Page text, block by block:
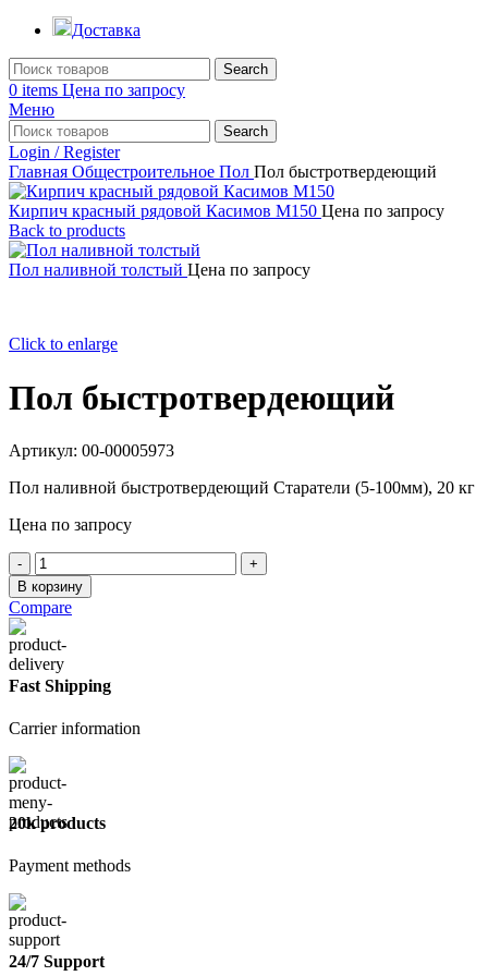
Доставка
Search
0 items Цена по запросу
Меню
Search
Login / Register
Главная Общестроительное Пол Пол быстротвердеющий
Кирпич красный рядовой Касимов М150 Цена по запросу
Back to products
Пол наливной толстый Цена по запросу
Click to enlarge
Пол быстротвердеющий
Артикул: 00-00005973
Пол наливной быстротвердеющий Старатели (5-100мм), 20 кг
Цена по запросу
Количество
товара
Пол
быстротвердеющий
В корзину
Compare
Fast Shipping
Carrier information
20k products
Payment methods
24/7 Support